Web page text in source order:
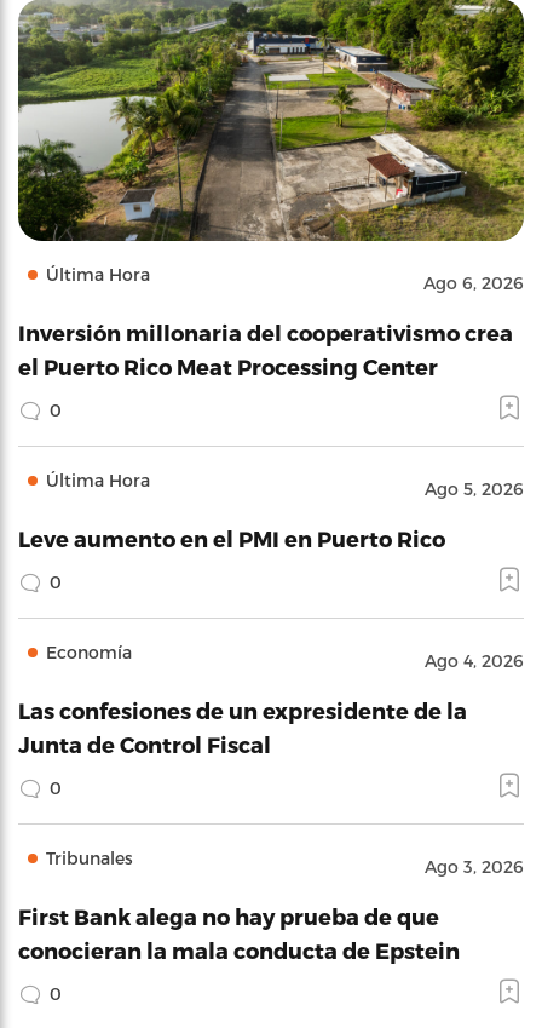
Última Hora Ago 6, 2026
Inversión millonaria del cooperativismo crea
el Puerto Rico Meat Processing Center
0
Última Hora Ago 5, 2026
Leve aumento en el PMI en Puerto Rico
0
Economía Ago 4, 2026
Las confesiones de un expresidente de la
Junta de Control Fiscal
0
Tribunales Ago 3, 2026
First Bank alega no hay prueba de que
conocieran la mala conducta de Epstein
0